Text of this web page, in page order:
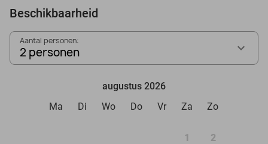
Beschikbaarheid
Aantal personen:
2 personen
augustus 2026
Ma
Di Wo Do Vr Za Zo
1 2